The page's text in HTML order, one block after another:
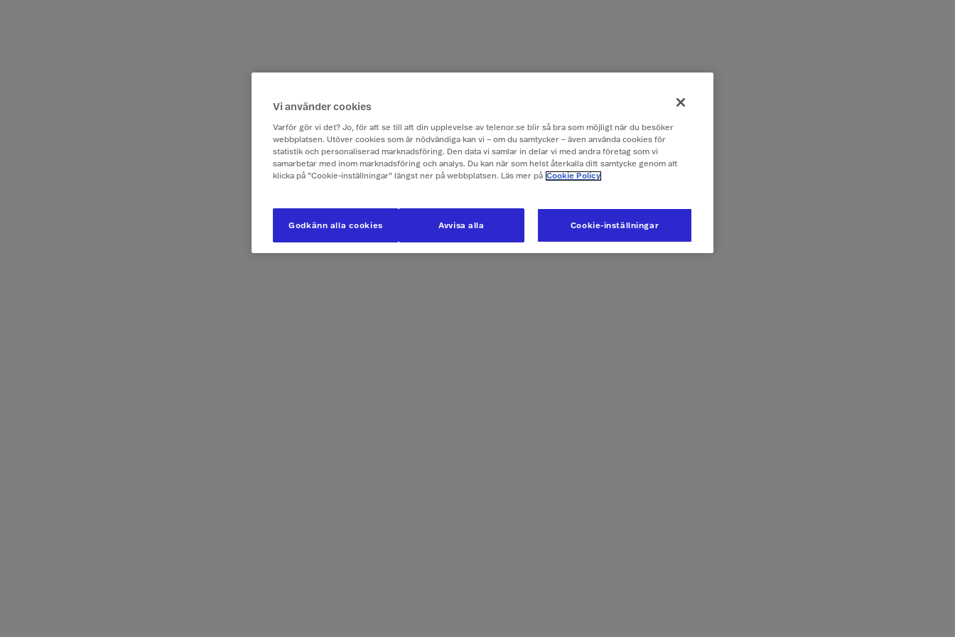
Vi använder cookies
Varför gör vi det? Jo, för att se till att din upplevelse av telenor.se blir så bra som möjligt när du besöker
webbplatsen. Utöver cookies som är nödvändiga kan vi – om du samtycker – även använda cookies för
statistik och personaliserad marknadsföring. Den data vi samlar in delar vi med andra företag som vi
samarbetar med inom marknadsföring och analys. Du kan när som helst återkalla ditt samtycke genom att
klicka på ”Cookie-inställningar” längst ner på webbplatsen. Läs mer på Cookie Policy
Cookie-inställningar
Avvisa alla
Godkänn alla cookies